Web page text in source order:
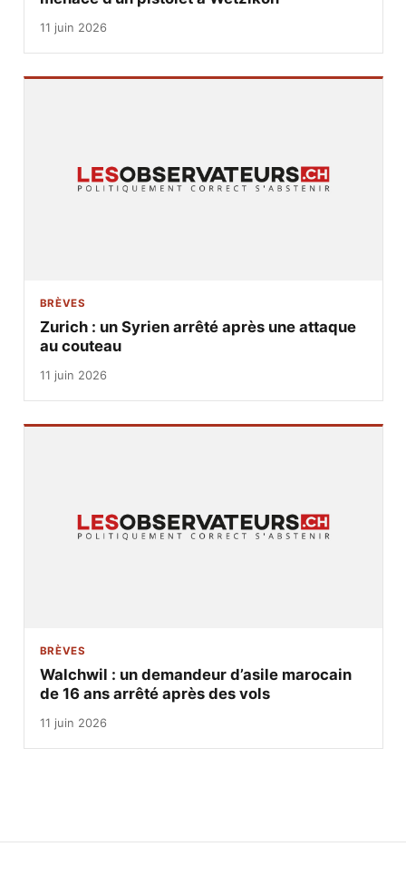
11 juin 2026
BRÈVES
Zurich : un Syrien arrêté après une attaque
au couteau
11 juin 2026
BRÈVES
Walchwil : un demandeur d’asile marocain
de 16 ans arrêté après des vols
11 juin 2026